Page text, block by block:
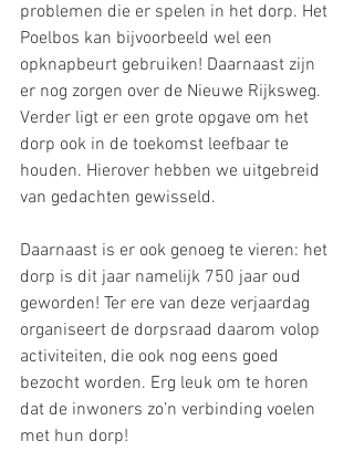
problemen die er spelen in het dorp. Het
Poelbos kan bijvoorbeeld wel een
opknapbeurt gebruiken! Daarnaast zijn
er nog zorgen over de Nieuwe Rijksweg.
Verder ligt er een grote opgave om het
dorp ook in de toekomst leefbaar te
houden. Hierover hebben we uitgebreid
van gedachten gewisseld.
Daarnaast is er ook genoeg te vieren: het
dorp is dit jaar namelijk 750 jaar oud
geworden! Ter ere van deze verjaardag
organiseert de dorpsraad daarom volop
activiteiten, die ook nog eens goed
bezocht worden. Erg leuk om te horen
dat de inwoners zo’n verbinding voelen
met hun dorp!